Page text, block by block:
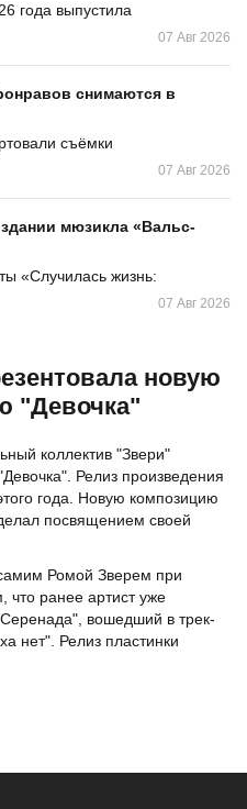
года выпустила
07 Авг 2026
снимаются в
съёмки
07 Авг 2026
мюзикла «Вальс-
«Случилась жизнь:
07 Авг 2026
новую
"Девочка"
коллектив "Звери"
Релиз произведения
года. Новую композицию
посвящением своей
Ромой Зверем при
ранее артист уже
вошедший в трек-
нет". Релиз пластинки